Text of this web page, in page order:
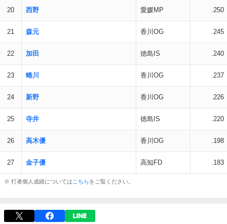
20 西野 愛媛MP .250
21 森元 香川OG .245
22 加田 徳島IS .240
23 蜷川 香川OG .237
24 新野 香川OG .226
25 寺井 徳島IS .220
26 高木優 香川OG .198
27 金子優 高知FD .183
※ 打者個人成績については こちらをご覧ください。